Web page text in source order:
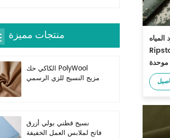
موحدة
منتجات مميزة
الكاكي حك PolyWool
مزيج النسيج للزي الرسمي
نسيج قطني بولي أزرق
فاتح لملابس العمل الخفيفة